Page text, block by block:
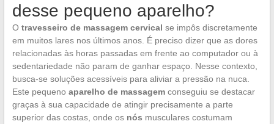
desse pequeno aparelho?
O travesseiro de massagem cervical se impôs discretamente
em muitos lares nos últimos anos. É preciso dizer que as dores
relacionadas às horas passadas em frente ao computador ou à
sedentariedade não param de ganhar espaço. Nesse contexto,
busca-se soluções acessíveis para aliviar a pressão na nuca.
Este pequeno aparelho de massagemconseguiu se destacar
graças à sua capacidade de atingir precisamente a parte
superior das costas, onde os nós musculares costumam